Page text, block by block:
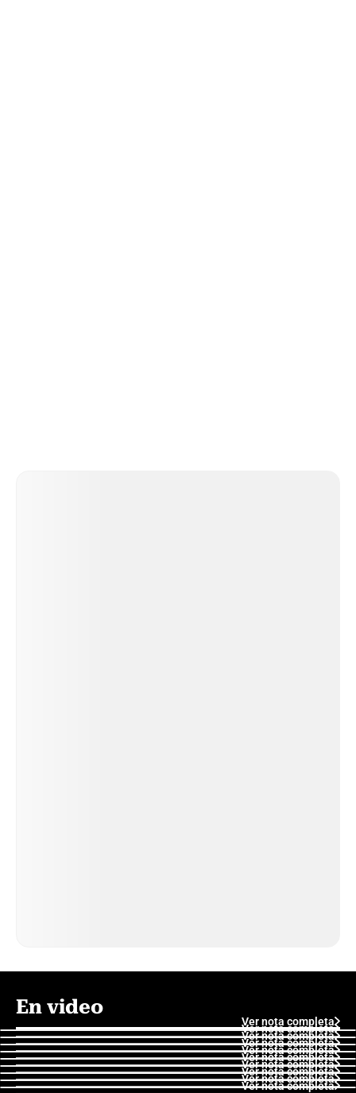
En video
Ver nota completa
Ver nota completa
Ver nota completa
Ver nota completa
Ver nota completa
Ver nota completa
Ver nota completa
Ver nota completa
Ver nota completa
Ver nota completa